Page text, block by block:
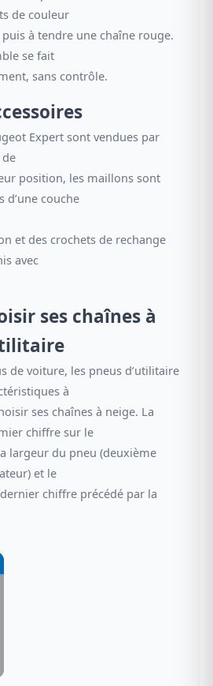
de couleur
à tendre une chaîne rouge.
se fait
sans contrôle.
Expert sont vendues par
position, les maillons sont
d’une couche
et des crochets de rechange
avec
ses chaînes à
de voiture, les pneus d’utilitaire
à
ses chaînes à neige. La
chiffre sur le
largeur du pneu (deuxième
et le
chiffre précédé par la